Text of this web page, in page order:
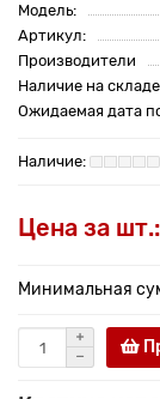
Модель:
Артикул:
Производители
Наличие на складе
Ожидаемая дата
Цена за шт.:
Минимальная